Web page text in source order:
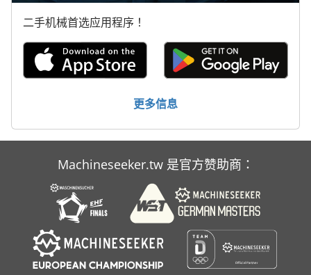
车间 设备
二手机械首选应用程序！
更多信息
Machineseeker.tw 是官方赞助商：